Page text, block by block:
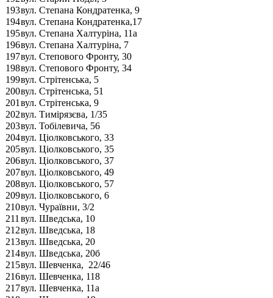
193вул. Степана Кондратенка, 9
194вул. Степана Кондратенка,17
195вул. Степана Халтуріна, 11а
196вул. Степана Халтуріна, 7
197вул. Степового Фронту, 30
198вул. Степового Фронту, 34
199вул. Стрітенська, 5
200вул. Стрітенська, 51
201 вул. Стрітенська, 9
202вул. Тимірязєва, 1/35
203вул. Тобілевича, 56
204вул. Ціолковського, 33
205вул. Ціолковського, 35
206вул. Ціолковського, 37
207вул. Ціолковського, 49
208вул. Ціолковського, 57
209вул. Ціолковського, 6
210вул. Чураївни, 3/2
211 вул. Шведська, 10
212вул. Шведська, 18
213вул. Шведська, 20
214вул. Шведська, 20б
215вул. Шевченка, 22/46
216вул. Шевченка, 118
217вул. Шевченка, 11а